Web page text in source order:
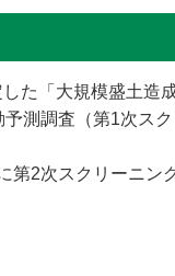
た「大規模盛土造
測調査（第1次スク
2次スクリーニ